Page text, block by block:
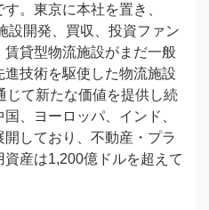
。東京に本社を置き、
設開発、買収、投資ファン
賃貸型物流施設がまだ一般
技術を駆使した物流施設
じて新たな価値を提供し続
、ヨーロッパ、インド、
しており、不動産・プラ
産は1,200億ドルを超えて